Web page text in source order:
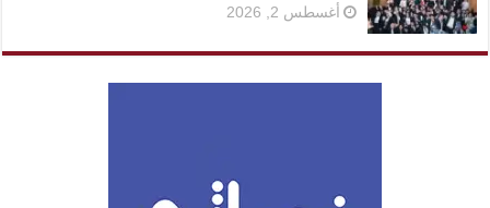
أغسطس 2, 2026